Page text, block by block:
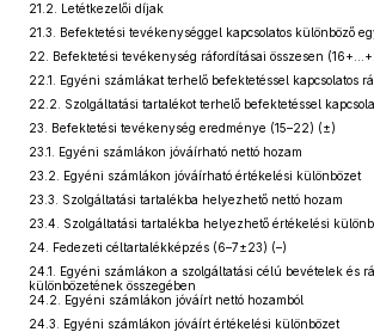
21.2. Letétkezelői díjak
21.3. Befektetési tevékenységgel kapcsolatos különböző
22. Befektetési tevékenység ráfordításai összesen
22.1. Egyéni számlákat terhelő befektetéssel kapcsolatos
22.2. Szolgáltatási tartalékot terhelő befektetéssel
23. Befektetési tevékenység eredménye (15–22) (±)
23.1. Egyéni számlákon jóváírható nettó hozam
23.2. Egyéni számlákon jóváírható értékelési különbözet
23.3. Szolgáltatási tartalékba helyezhető nettó hozam
23.4. Szolgáltatási tartalékba helyezhető értékelési
24. Fedezeti céltartalékképzés (6–7±23) (–)
24.1. Egyéni számlákon a szolgáltatási célú bevételek és
különbözetének összegében
24.2. Egyéni számlákon jóváírt nettó hozamból
24.3. Egyéni számlákon jóváírt értékelési különbözet